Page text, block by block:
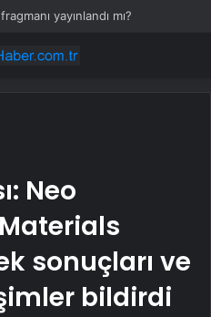
yayınlandı mı?
Neo
sonuçları ve
bildirdi